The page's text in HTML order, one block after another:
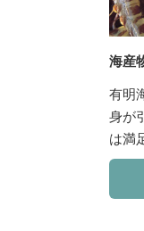
海産
有明
身が
は満